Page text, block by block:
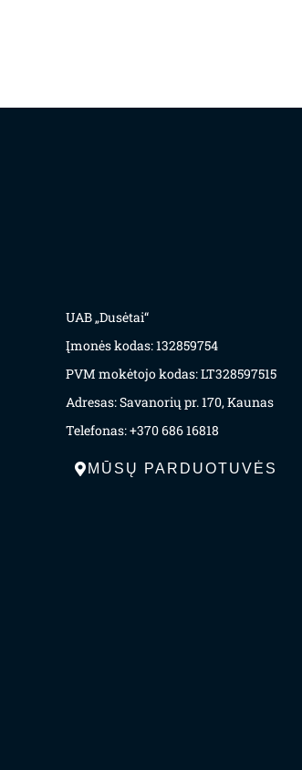
UAB „Dusėtai“
Įmonės kodas: 132859754
PVM mokėtojo kodas: LT328597515
Adresas: Savanorių pr. 170, Kaunas
Telefonas: +370 686 16818
MŪSŲ PARDUOTUVĖS